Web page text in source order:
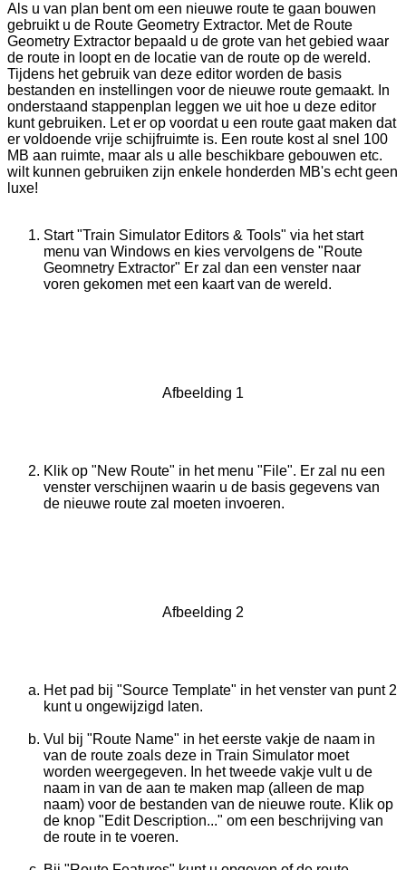
Als u van plan bent om een nieuwe route te gaan bouwen
gebruikt u de Route Geometry Extractor. Met de Route
Geometry Extractor bepaald u de grote van het gebied waar
de route in loopt en de locatie van de route op de wereld.
Tijdens het gebruik van deze editor worden de basis
bestanden en instellingen voor de nieuwe route gemaakt. In
onderstaand stappenplan leggen we uit hoe u deze editor
kunt gebruiken. Let er op voordat u een route gaat maken dat
er voldoende vrije schijfruimte is. Een route kost al snel 100
MB aan ruimte, maar als u alle beschikbare gebouwen etc.
wilt kunnen gebruiken zijn enkele honderden MB's echt geen
luxe!
Start "Train Simulator Editors & Tools" via het start
menu van Windows en kies vervolgens de "Route
Geomnetry Extractor" Er zal dan een venster naar
voren gekomen met een kaart van de wereld.
Afbeelding 1
Klik op "New Route" in het menu "File". Er zal nu een
venster verschijnen waarin u de basis gegevens van
de nieuwe route zal moeten invoeren.
Afbeelding 2
Het pad bij "Source Template" in het venster van punt 2
kunt u ongewijzigd laten.
Vul bij "Route Name" in het eerste vakje de naam in
van de route zoals deze in Train Simulator moet
worden weergegeven. In het tweede vakje vult u de
naam in van de aan te maken map (alleen de map
naam) voor de bestanden van de nieuwe route. Klik op
de knop "Edit Description..." om een beschrijving van
de route in te voeren.